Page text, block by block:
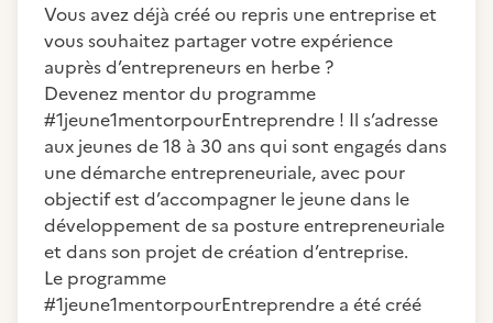
Vous avez déjà créé ou repris une entreprise et
vous souhaitez partager votre expérience
auprès d’entrepreneurs en herbe ?
Devenez mentor du programme
#1jeune1mentorpourEntreprendre ! Il s’adresse
aux jeunes de 18 à 30 ans qui sont engagés dans
une démarche entrepreneuriale, avec pour
objectif est d’accompagner le jeune dans le
développement de sa posture entrepreneuriale
et dans son projet de création d’entreprise.
Le programme
#1jeune1mentorpourEntreprendre a été créé